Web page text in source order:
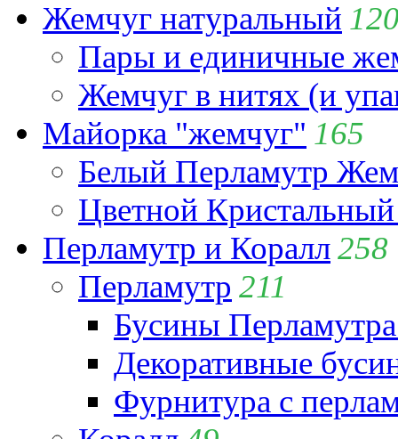
Жемчуг натуральный
Пары и единичные
Жемчуг в нитях (и
Майорка "жемчуг" 165
Белый Перламутр
Цветной
Перламутр и Коралл258
Перламутр 211
Бусины
Декоративные
Фурнитура с